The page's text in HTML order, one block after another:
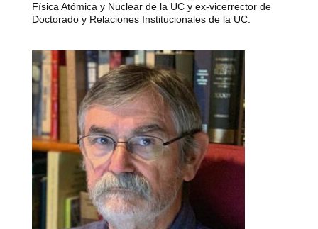
Física Atómica y Nuclear de la UC y ex-vicerrector de
Doctorado y Relaciones Institucionales de la UC.